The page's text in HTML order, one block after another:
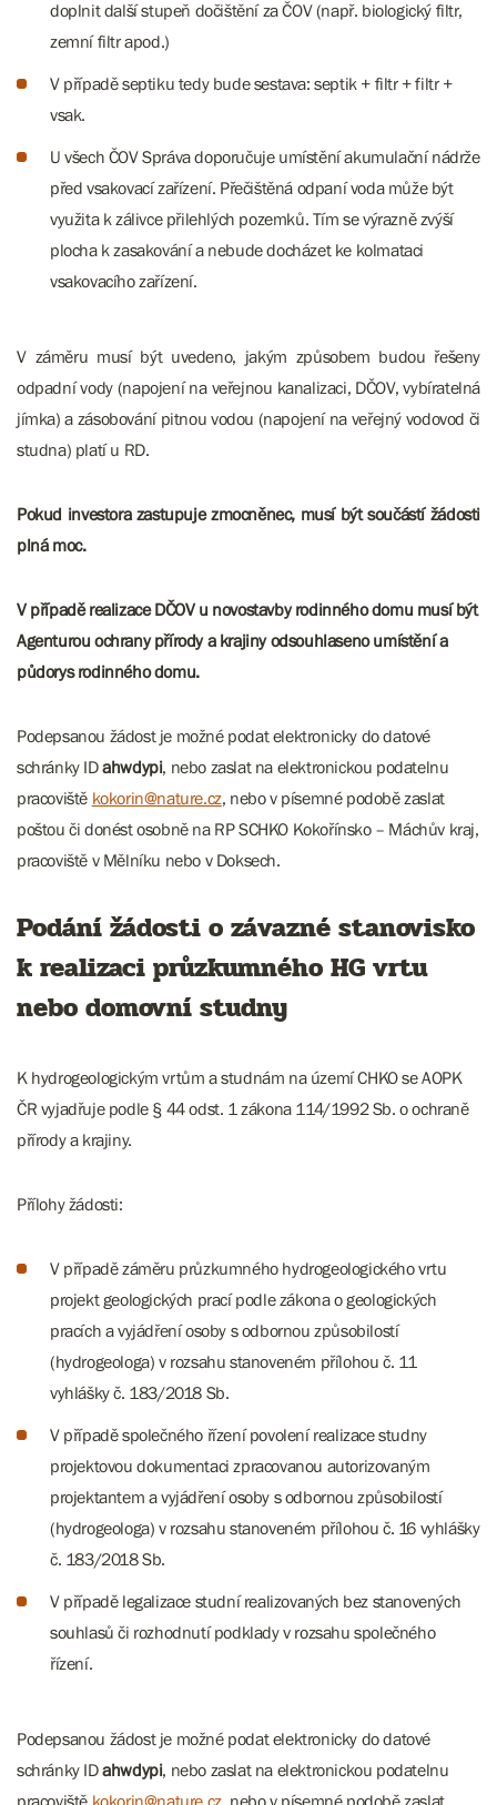
doplnit další stupeň dočištění za ČOV (např. biologický filtr,
zemní filtr apod.)
V případě septiku tedy bude sestava: septik + filtr + filtr +
vsak.
U všech ČOV Správa doporučuje umístění akumulační nádrže
před vsakovací zařízení. Přečištěná odpaní voda může být
využita k zálivce přilehlých pozemků. Tím se výrazně zvýší
plocha k zasakování a nebude docházet ke kolmataci
vsakovacího zařízení.
​​​​​​​V záměru musí být uvedeno, jakým způsobem budou řešeny
odpadní vody (napojení na veřejnou kanalizaci, DČOV, vybíratelná
jímka) a zásobování pitnou vodou (napojení na veřejný vodovod či
studna) platí u RD.
Pokud investora zastupuje zmocněnec, musí být součástí žádosti
plná moc.
V případě realizace DČOV u novostavby rodinného domu musí být
Agenturou ochrany přírody a krajiny odsouhlaseno umístění a
půdorys rodinného domu.
Podepsanou žádost je možné podat elektronicky do datové
schránky IDahwdypi, nebo zaslat na elektronickou podatelnu
pracoviště kokorin@nature.cz, nebo v písemné podobě zaslat
poštou či donést osobně na RP SCHKO Kokořínsko – Máchův kraj,
pracoviště v Mělníku nebo v Doksech.
Podání žádosti o závazné stanovisko
k realizaci průzkumného HG vrtu
nebo domovní studny
K hydrogeologickým vrtům a studnám na území CHKO se AOPK
ČR vyjadřuje podle § 44 odst. 1 zákona 114/1992 Sb. o ochraně
přírody a krajiny.
Přílohy žádosti:
V případě záměru průzkumného hydrogeologického vrtu
projekt geologických prací podle zákona o geologických
pracích a vyjádření osoby s odbornou způsobilostí
(hydrogeologa) v rozsahu stanoveném přílohou č. 11
vyhlášky č. 183/2018 Sb.
V případě společného řízení povolení realizace studny
projektovou dokumentaci zpracovanou autorizovaným
projektantem a vyjádření osoby s odbornou způsobilostí
(hydrogeologa) v rozsahu stanoveném přílohou č. 16 vyhlášky
č. 183/2018 Sb.
V případě legalizace studní realizovaných bez stanovených
souhlasů či rozhodnutí podklady v rozsahu společného
řízení.
Podepsanou žádost je možné podat elektronicky do datové
schránky IDahwdypi, nebo zaslat na elektronickou podatelnu
pracoviště kokorin@nature.cz, nebo v písemné podobě zaslat